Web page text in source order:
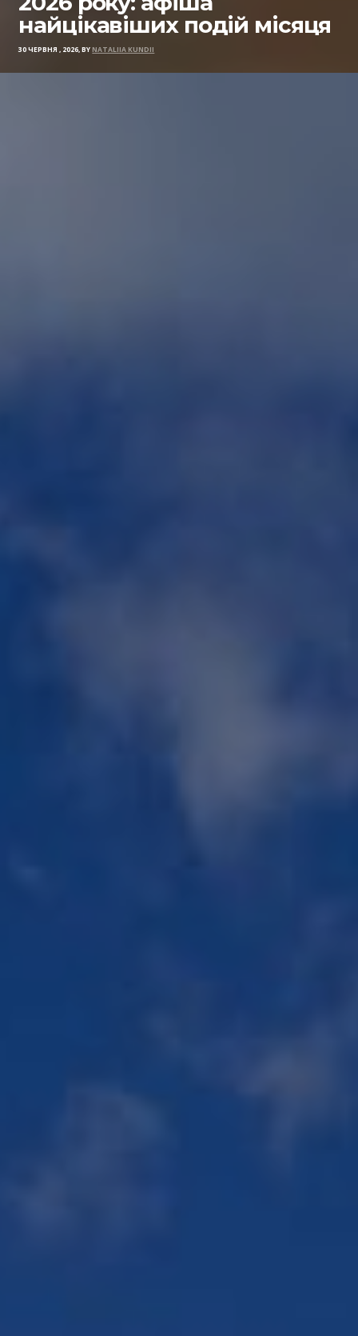
найцікавіших подій місяця
30 ЧЕРВНЯ , 2026, BY NATALIIA KUNDII